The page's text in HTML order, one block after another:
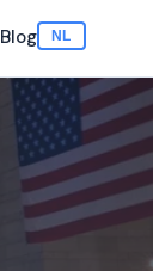
Blog NL